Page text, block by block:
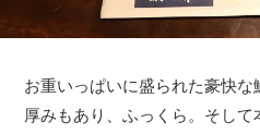
お重いっぱいに盛られた豪快な
厚みもあり、ふっくら。そし